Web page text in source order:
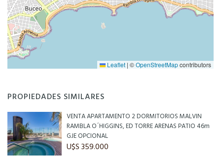
Leaflet | ©OpenStreetMapcontributors
PROPIEDADES SIMILARES
VENTA APARTAMENTO 2 DORMITORIOS MALVIN
RAMBLA O´HIGGINS, ED TORRE ARENAS PATIO 46m
GJE OPCIONAL
U$S 359.000